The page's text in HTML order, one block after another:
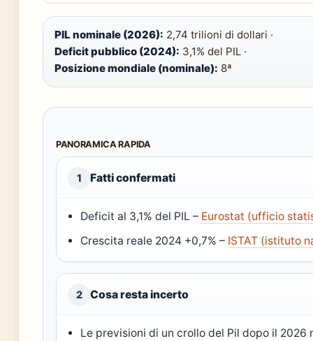
PIL nominale (2026): 2,74 trilioni di dollari ·
Deficit pubblico (2024): 3,1% del PIL ·
Posizione mondiale (nominale): 8ª
PANORAMICA RAPIDA
1 Fatti confermati
Deficit al 3,1% del PIL – Eurostat (ufficio
Crescita reale 2024 +0,7% – ISTAT (istituto
2 Cosa resta incerto
Le previsioni di un crollo del Pil dopo il